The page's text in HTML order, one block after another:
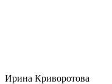
Ирина Криворотова